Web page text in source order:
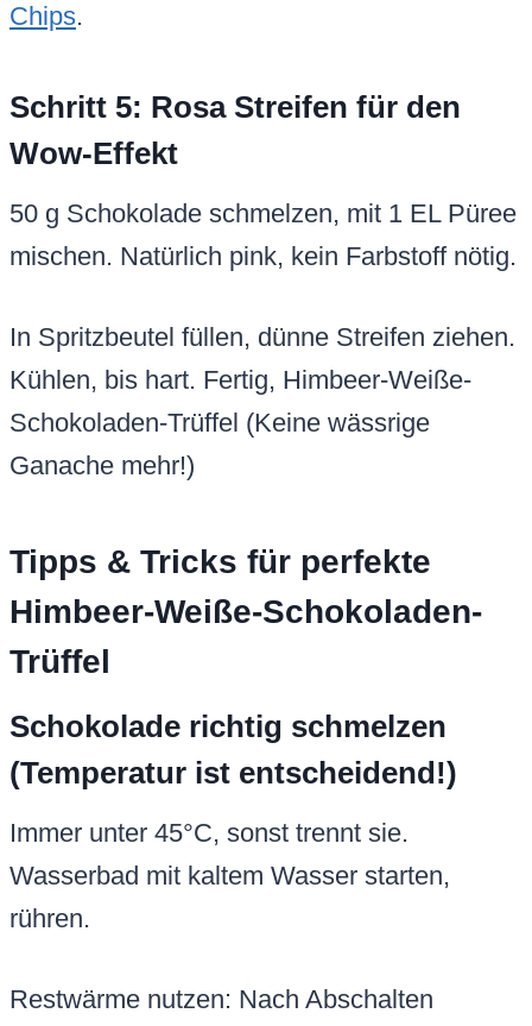
Chips.
Schritt 5: Rosa Streifen für den
Wow-Effekt
50 g Schokolade schmelzen, mit 1 EL Püree
mischen. Natürlich pink, kein Farbstoff nötig.
In Spritzbeutel füllen, dünne Streifen ziehen.
Kühlen, bis hart. Fertig, Himbeer-Weiße-
Schokoladen-Trüffel (Keine wässrige
Ganache mehr!)
Tipps & Tricks für perfekte
Himbeer-Weiße-Schokoladen-
Trüffel
Schokolade richtig schmelzen
(Temperatur ist entscheidend!)
Immer unter 45°C, sonst trennt sie.
Wasserbad mit kaltem Wasser starten,
rühren.
Restwärme nutzen: Nach Abschalten